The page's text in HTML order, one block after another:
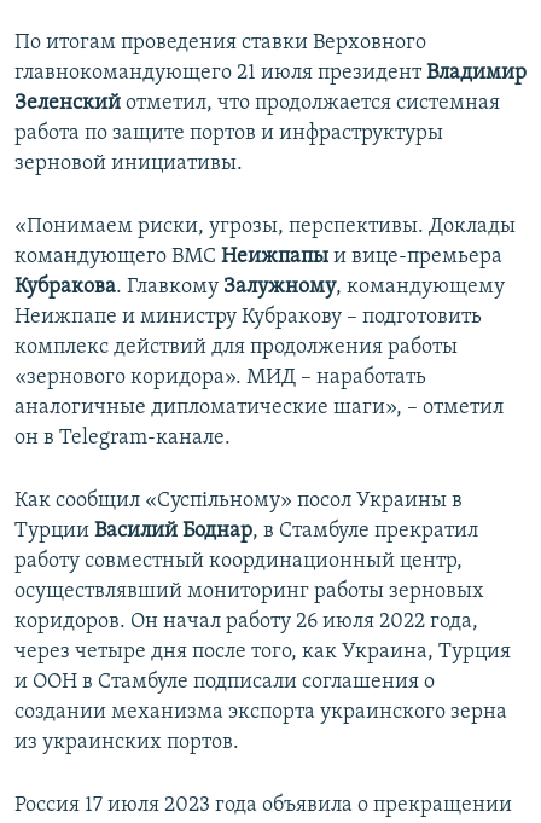
По итогам проведения ставки Верховного
главнокомандующего 21 июля президентВладимир
Зеленский отметил, что продолжается системная
работа по защите портов и инфраструктуры
зерновой инициативы.
«Понимаем риски, угрозы, перспективы. Доклады
командующего ВМС Неижпапы и вице-премьера
Кубракова. Главкому Залужному, командующему
Неижпапе и министру Кубракову – подготовить
комплекс действий для продолжения работы
«зернового коридора». МИД – наработать
аналогичные дипломатические шаги», – отметил
он в Telegram-канале.
Как сообщил «Суспільному» посол Украины в
Турции Василий Боднар, в Стамбуле прекратил
работу совместный координационный центр,
осуществлявший мониторинг работы зерновых
коридоров. Он начал работу 26 июля 2022 года,
через четыре дня после того, как Украина, Турция
и ООН в Стамбуле подписали соглашения о
создании механизма экспорта украинского зерна
из украинских портов.
Россия 17 июля 2023 года объявила о прекращении